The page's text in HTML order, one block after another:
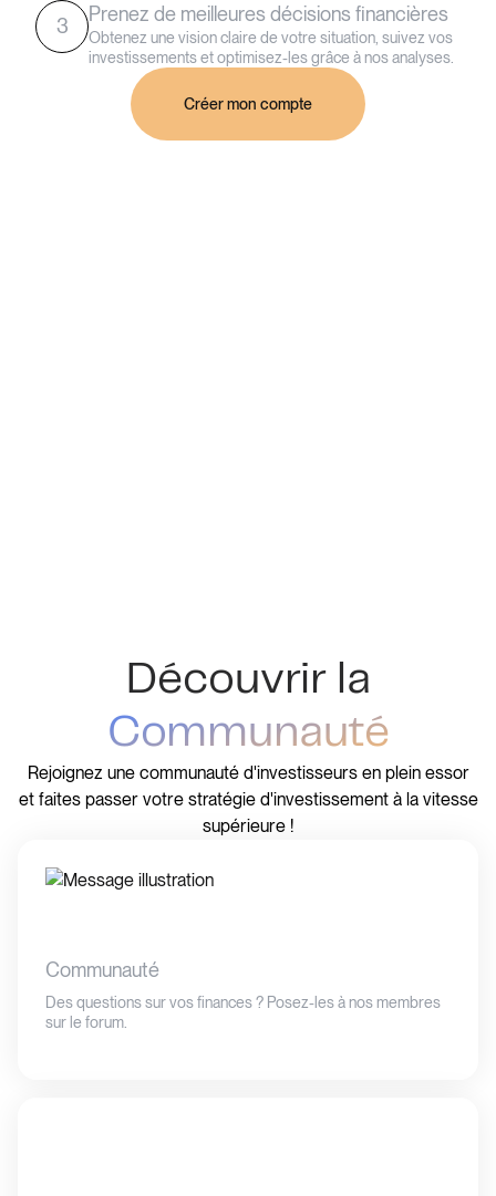
3
Prenez de meilleures décisions financières
Obtenez une vision claire de votre situation, suivez vos
investissements et optimisez-les grâce à nos analyses.
Créer mon compte
Découvrir la
Communauté
Rejoignez une communauté d'investisseurs en plein essor
et faites passer votre stratégie d'investissement à la vitesse
supérieure !
Communauté
Des questions sur vos finances ? Posez-les à nos membres
sur le forum.